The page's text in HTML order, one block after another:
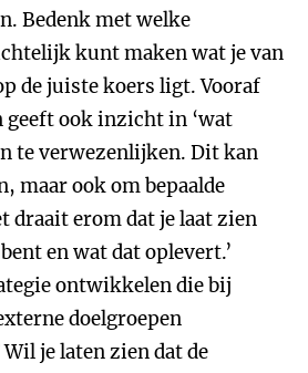
Bedenk met welke
kunt maken wat je van
de juiste koers ligt. Vooraf
geeft ook inzicht in ‘wat
te verwezenlijken. Dit kan
maar ook om bepaalde
draait erom dat je laat zien
en wat dat oplevert.’
ontwikkelen die bij
doelgroepen
je laten zien dat de